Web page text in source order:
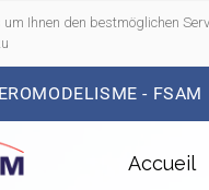
um Ihnen den bestmöglichen
- FSAM
Accueil